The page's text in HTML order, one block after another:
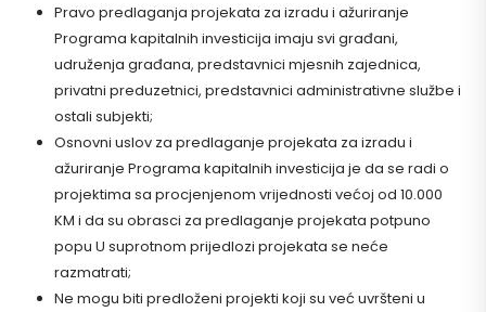
Pravo predlaganja projekata za izradu i ažuriranje
Programa kapitalnih investicija imaju svi građani,
udruženja građana, predstavnici mjesnih zajednica,
privatni preduzetnici, predstavnici administrativne službe i
ostali subjekti;
Osnovni uslov za predlaganje projekata za izradu i
ažuriranje Programa kapitalnih investicija je da se radi o
projektima sa procjenjenom vrijednosti većoj od 10.000
KM i da su obrasci za predlaganje projekata potpuno
popu U suprotnom prijedlozi projekata se neće
razmatrati;
Ne mogu biti predloženi projekti koji su već uvršteni u